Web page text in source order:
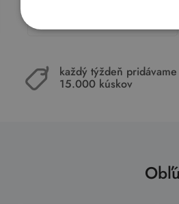
každý týždeň pridávame
15.000 kúskov